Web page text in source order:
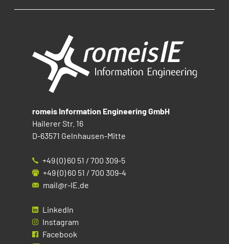
romeis Information Engineering GmbH
Hailerer Str. 16
D-63571 Gelnhausen-Mitte
+49 (0) 60 51 / 700 309-5
+49 (0) 60 51 / 700 309-4
mail@r-IE.de
LinkedIn
Instagram
Facebook